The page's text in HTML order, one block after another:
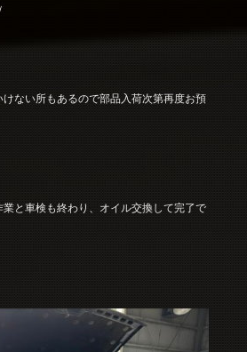
けない所もあるので部品入荷次第再度お預
業と車検も終わり、オイル交換して完了で